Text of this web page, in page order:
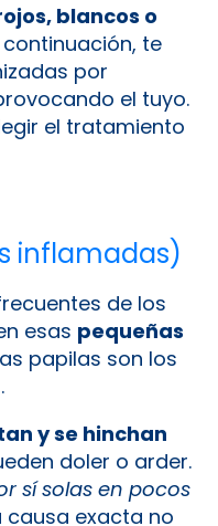
blancos o
te
por
el tuyo.
el tratamiento
inflamadas)
de los
esas pequeñas
papilas son los
y se hinchan
doler o arder.
sí solas en pocos
causa exacta no